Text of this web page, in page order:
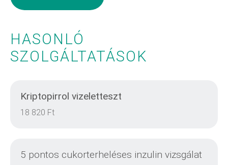
HASONLÓ
SZOLGÁLTATÁSOK
Kriptopirrol vizeletteszt
18 820 Ft
5 pontos cukorterheléses inzulin vizsgálat